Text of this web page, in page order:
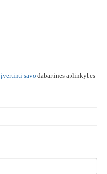
įvertinti savo dabartines aplinkybes